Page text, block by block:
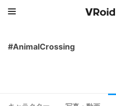
#AnimalCrossing